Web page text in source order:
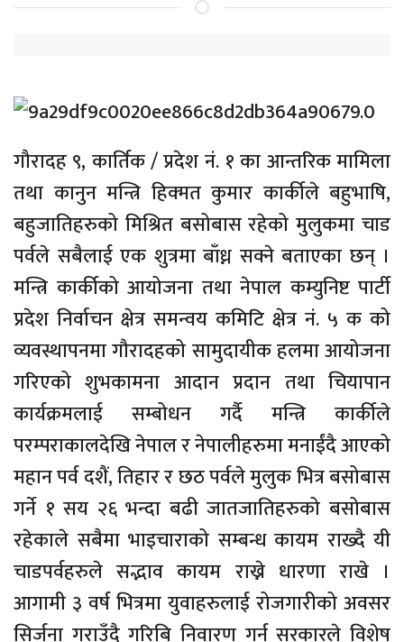
गौरादह ९, कार्तिक / प्रदेश नं. १ का आन्तरिक मामिला
तथा कानुन मन्त्रि हिक्मत कुमार कार्कीले बहुभाषि,
बहुजातिहरुको मिश्रित बसोबास रहेको मुलुकमा चाड
पर्वले सबैलाई एक शुत्रमा बाँध्न सक्ने बताएका छन् ।
मन्त्रि कार्कीको आयोजना तथा नेपाल कम्युनिष्ट पार्टी
प्रदेश निर्वाचन क्षेत्र समन्वय कमिटि क्षेत्र नं. ५ क को
व्यवस्थापनमा गौरादहको सामुदायीक हलमा आयोजना
गरिएको शुभकामना आदान प्रदान तथा चियापान
कार्यक्रमलाई सम्बोधन गर्दै मन्त्रि कार्कीले
परम्पराकालदेखि नेपाल र नेपालीहरुमा मनाईंदै आएको
महान पर्व दशैं, तिहार र छठ पर्वले मुलुक भित्र बसोबास
गर्ने १ सय २६ भन्दा बढी जातजातिहरुको बसोबास
रहेकाले सबैमा भाइचाराको सम्बन्ध कायम राख्दै यी
चाडपर्वहरुले सद्भाव कायम राख्ने धारणा राखे ।
आगामी ३ वर्ष भित्रमा युवाहरुलाई रोजगारीको अवसर
सिर्जना गराउँदै गरिबि निवारण गर्न सरकारले विशेष